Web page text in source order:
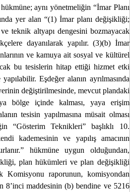
aynı yönetmeliğin “İmar Planı
yer alan “(1) İmar planı değişikliği;
teknik altyapı dengesini bozmayacak
dayanılarak yapılır. (3)(b) İmar
ve kamuya ait sosyal ve kültürel
bu tesislerin hitap ettiği hizmet etki
Eşdeğer alanın ayrılmasında
değiştirilmesinde, mevcut plandaki
bölge içinde kalması, yaya erişim
tesisin yapılmasına müsait olması
“Gösterim Teknikleri” başlıklı 10.
kademesinin ve yapılış amacının
hükmüne uygun olduğundan,
plan hükümleri ve plan değişikliği
Komisyonu raporunun, komisyondan
8’inci maddesinin (b) bendine ve 5216